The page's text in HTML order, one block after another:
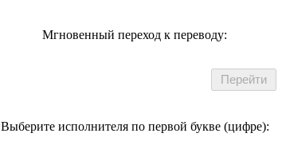
Мгновенный переход к переводу:
Выберите исполнителя по первой букве (цифре):